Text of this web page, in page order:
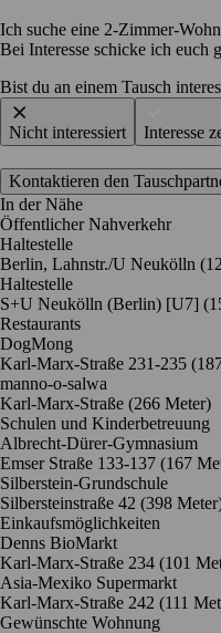
Ich suche eine 2-Zimmer-
Bei Interesse schicke ich euch
Bist du an einem Tausch
Nicht interessiert Interesse
Kontaktieren den
In der Nähe
Öffentlicher Nahverkehr
Haltestelle
Berlin, Lahnstr./U Neukölln
Haltestelle
S+U Neukölln (Berlin) [U7]
Restaurants
DogMong
Karl-Marx-Straße 231-235
manno-o-salwa
Karl-Marx-Straße (266 Meter)
Schulen und Kinderbetreuung
Albrecht-Dürer-Gymnasium
Emser Straße 133-137 (167
Silberstein-Grundschule
Silbersteinstraße 42 (398
Einkaufsmöglichkeiten
Denns BioMarkt
Karl-Marx-Straße 234 (101
Asia-Mexiko Supermarkt
Karl-Marx-Straße 242 (111
Gewünschte Wohnung